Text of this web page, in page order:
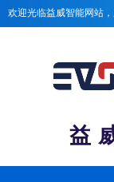
欢迎光临益威智能网站
益